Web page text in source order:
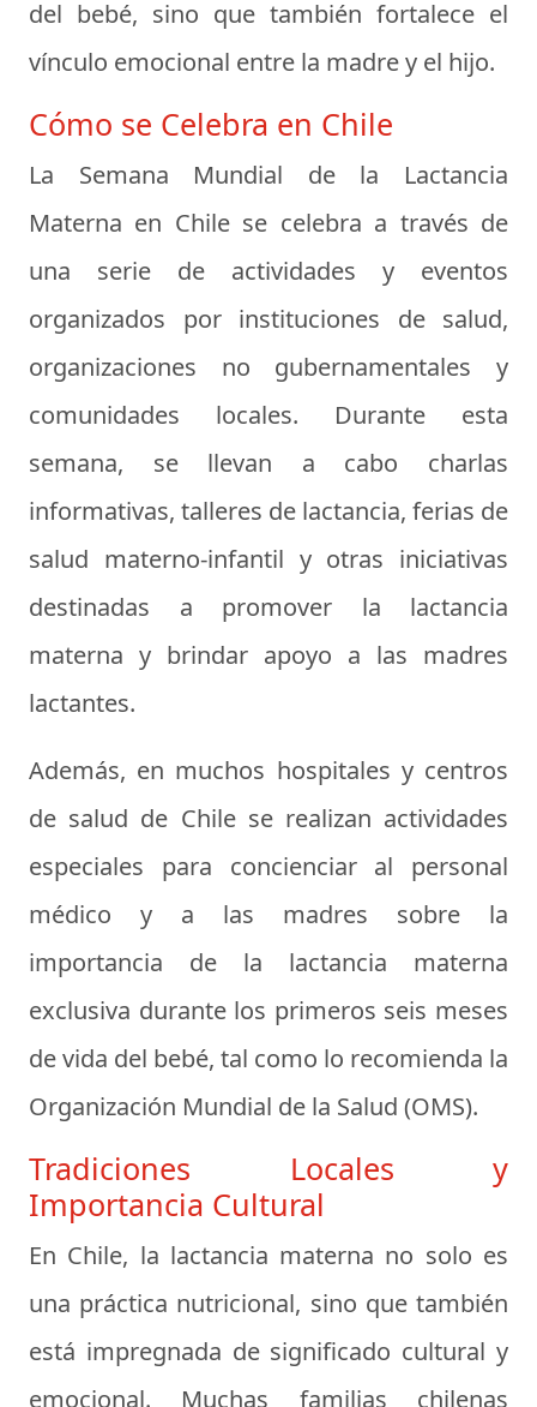
del bebé, sino que también fortalece el
vínculo emocional entre la madre y el hijo.
Cómo se Celebra en Chile
La Semana Mundial de la Lactancia
Materna en Chile se celebra a través de
una serie de actividades y eventos
organizados por instituciones de salud,
organizaciones no gubernamentales y
comunidades locales. Durante esta
semana, se llevan a cabo charlas
informativas, talleres de lactancia, ferias de
salud materno-infantil y otras iniciativas
destinadas a promover la lactancia
materna y brindar apoyo a las madres
lactantes.
Además, en muchos hospitales y centros
de salud de Chile se realizan actividades
especiales para concienciar al personal
médico y a las madres sobre la
importancia de la lactancia materna
exclusiva durante los primeros seis meses
de vida del bebé, tal como lo recomienda la
Organización Mundial de la Salud (OMS).
Tradiciones Locales y
Importancia Cultural
En Chile, la lactancia materna no solo es
una práctica nutricional, sino que también
está impregnada de significado cultural y
emocional. Muchas familias chilenas